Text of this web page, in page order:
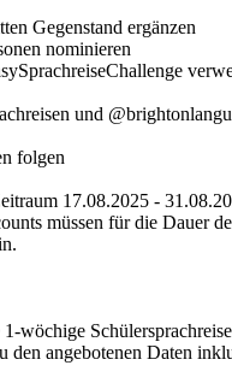
Gegenstand ergänzen
nominieren
und
folgen
17.08.2025 -
müssen für die Dauer
wöchige
den angebotenen Daten